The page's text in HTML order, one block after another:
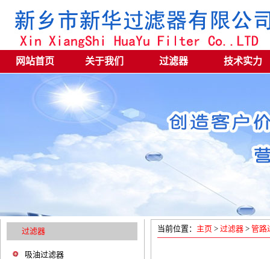
网站首页 关于我们 过滤器 技术实力
过滤器
吸油过滤器
当前位置： 主页 > 过滤器 > 管路